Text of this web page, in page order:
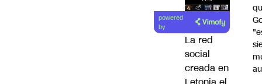
Lea el
artículo
powered
by
La red
social
creada en